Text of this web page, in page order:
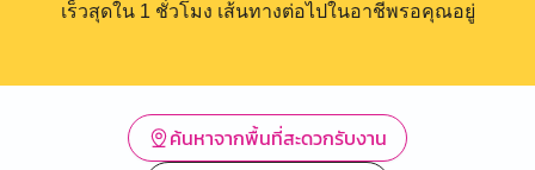
เร็วสุดใน 1 ชั่วโมง เส้นทางต่อไปในอาชีพรอคุณอยู่
ค้นหาจากพื้นที่สะดวกรับงาน